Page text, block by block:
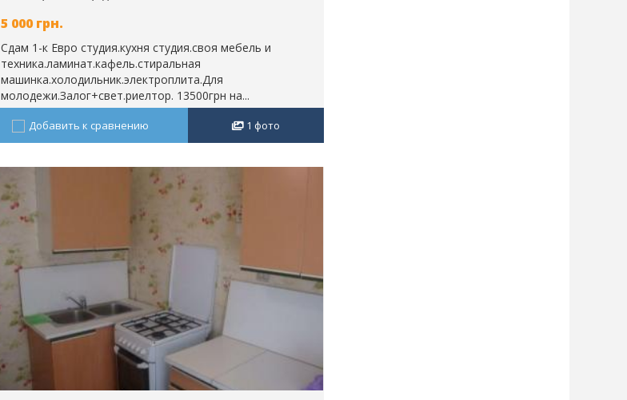
5 000 грн.
Сдам 1-к Евро студия.кухня студия.своя мебель и
техника.ламинат.кафель.стиральная
машинка.холодильник.электроплита.Для
молодежи.Залог+свет.риелтор. 13500грн на...
Добавить к сравнению 1 фото